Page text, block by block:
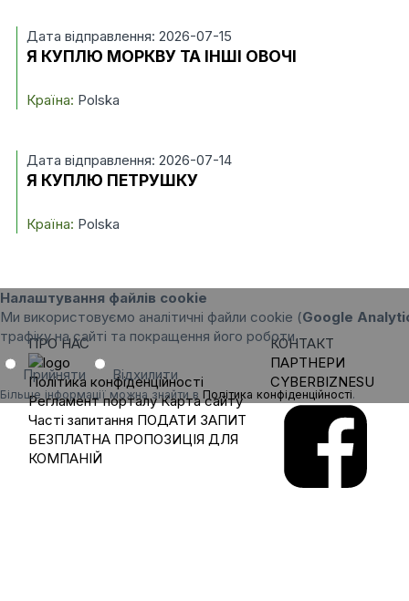
Дата відправлення: 2026-07-15
Я КУПЛЮ МОРКВУ ТА ІНШІ ОВОЧІ
Країна: Polska
Дата відправлення: 2026-07-14
Я КУПЛЮ ПЕТРУШКУ
Країна: Polska
Налаштування файлів cookie
Ми використовуємо аналітичні файли cookie (Google
трафіку на сайті та покращення його роботи.
Прийняти Відхилити
Більше інформації можна знайти в Політика конфіденційності.
ПРО НАС
Політика конфіденційності
Регламент порталу Карта сайту
Часті запитання ПОДАТИ ЗАПИТ
БЕЗПЛАТНА ПРОПОЗИЦІЯ ДЛЯ
КОМПАНІЙ
КОНТАКТ
ПАРТНЕРИ
CYBERBIZNESU